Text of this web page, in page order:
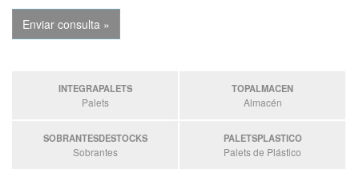
INTEGRAPALETS
Palets
TOPALMACEN
Almacén
SOBRANTESDESTOCKS
Sobrantes
PALETSPLASTICO
Palets de Plástico